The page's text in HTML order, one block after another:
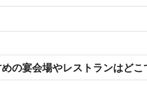
の宴会場やレストランはどこ